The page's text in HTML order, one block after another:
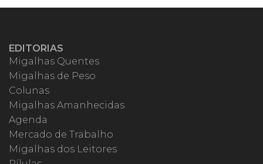
EDITORIAS
Migalhas Quentes
Migalhas de Peso
Colunas
Migalhas Amanhecidas
Agenda
Mercado de Trabalho
Migalhas dos Leitores